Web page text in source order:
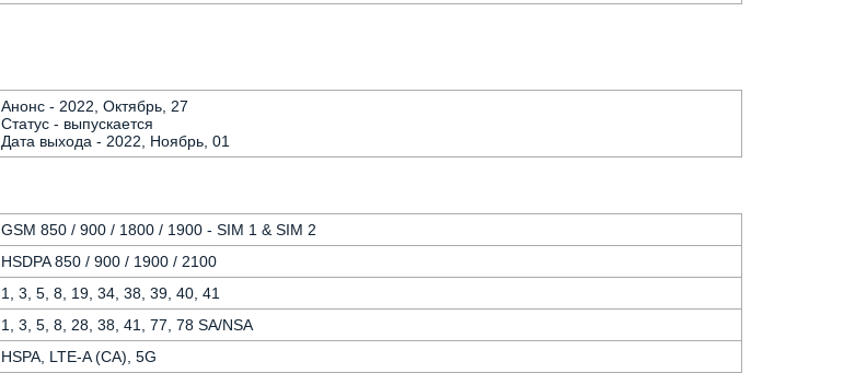
Анонс - 2022, Октябрь, 27
Статус - выпускается
Дата выхода - 2022, Ноябрь, 01
GSM 850 / 900 / 1800 / 1900 - SIM 1 & SIM 2
HSDPA 850 / 900 / 1900 / 2100
1, 3, 5, 8, 19, 34, 38, 39, 40, 41
1, 3, 5, 8, 28, 38, 41, 77, 78 SA/NSA
HSPA, LTE-A (CA), 5G